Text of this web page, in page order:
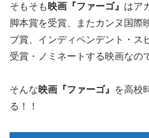
そもそも 映画『ファーゴ』 はア
脚本賞を受賞、またカンヌ国際
ブ賞、インディペンデント・ス
受賞・ノミネートする映画なの
そんな映画『ファーゴ』
を高校
る！！